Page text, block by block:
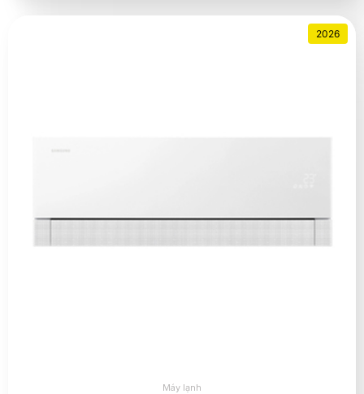
2026
Máy lạnh